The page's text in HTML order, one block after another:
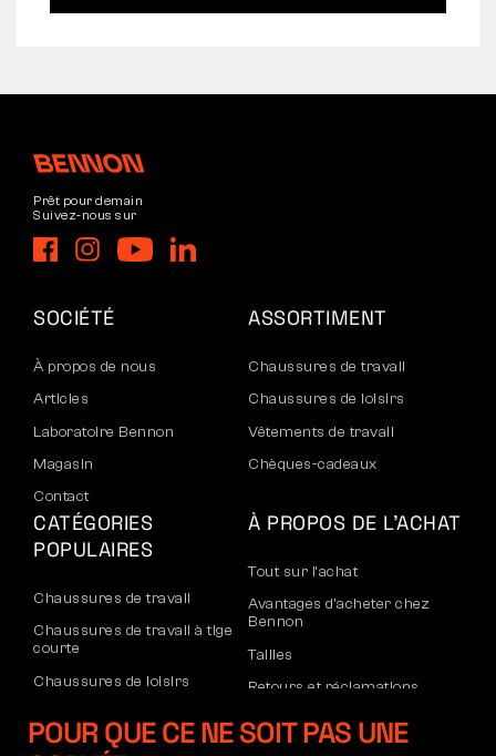
Prêt pour demain
Suivez-nous sur
SOCIÉTÉ
À propos de nous
Articles
Laboratoire Bennon
Magasin
Contact
ASSORTIMENT
Chaussures de travail
Chaussures de loisirs
Vêtements de travail
Chèques-cadeaux
CATÉGORIES
POPULAIRES
Chaussures de travail
Chaussures de travail à tige
courte
Chaussures de loisirs
cheville
À PROPOS DE L’ACHAT
Tout sur l’achat
Avantages d’acheter chez
Bennon
Tailles
Retours et réclamations
Transport et paiement
POUR QUE CE NE SOIT PAS UNE